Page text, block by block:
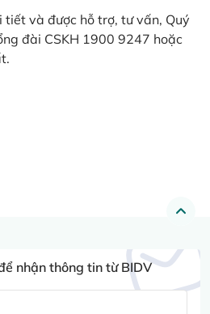
và được hỗ trợ, tư vấn, Quý
đài CSKH 1900 9247 hoặc
nhận thông tin từ BIDV